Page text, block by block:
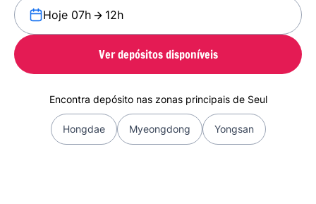
Hoje 07h 12h
Ver depósitos disponíveis
Encontra depósito nas zonas principais de Seul
Hongdae Myeongdong Yongsan